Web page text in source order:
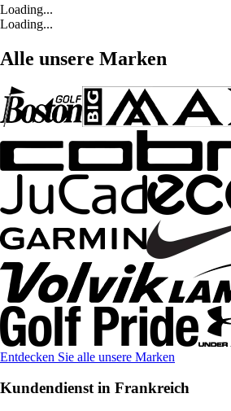
Loading...
Loading...
Alle unsere Marken
Entdecken Sie alle unsere Marken
Kundendienst in Frankreich